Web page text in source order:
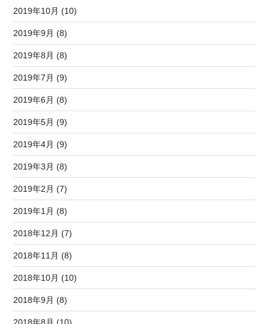
2019年10月 (10)
2019年9月 (8)
2019年8月 (8)
2019年7月 (9)
2019年6月 (8)
2019年5月 (9)
2019年4月 (9)
2019年3月 (8)
2019年2月 (7)
2019年1月 (8)
2018年12月 (7)
2018年11月 (8)
2018年10月 (10)
2018年9月 (8)